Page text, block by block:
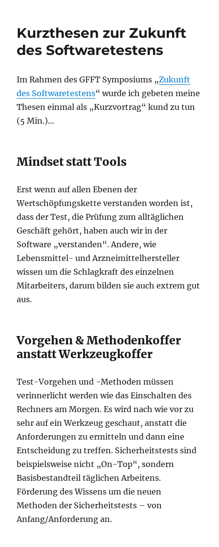
Kurzthesen zur Zukunft
des Softwaretestens
Im Rahmen des GFFT Symposiums „Zukunft
des Softwaretestens“ wurde ich gebeten meine
Thesen einmal als „Kurzvortrag“ kund zu tun
(5 Min.)…
Mindset statt Tools
Erst wenn auf allen Ebenen der
Wertschöpfungskette verstanden worden ist,
dass der Test, die Prüfung zum alltäglichen
Geschäft gehört, haben auch wir in der
Software „verstanden“. Andere, wie
Lebensmittel- und Arzneimittelhersteller
wissen um die Schlagkraft des einzelnen
Mitarbeiters, darum bilden sie auch extrem gut
aus.
Vorgehen & Methodenkoffer
anstatt Werkzeugkoffer
Test-Vorgehen und -Methoden müssen
verinnerlicht werden wie das Einschalten des
Rechners am Morgen. Es wird nach wie vor zu
sehr auf ein Werkzeug geschaut, anstatt die
Anforderungen zu ermitteln und dann eine
Entscheidung zu treffen. Sicherheitstests sind
beispielsweise nicht „On-Top“, sondern
Basisbestandteil täglichen Arbeitens.
Förderung des Wissens um die neuen
Methoden der Sicherheitstests – von
Anfang/Anforderung an.